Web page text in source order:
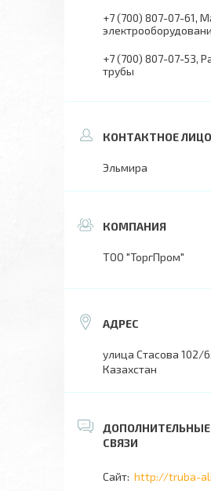
+7 (700) 807-07-61
+7 (700) 807-07-53
трубы
Эльмира
ТОО "ТоргПром"
улица Стасова 102/
Казахстан
http://truba-